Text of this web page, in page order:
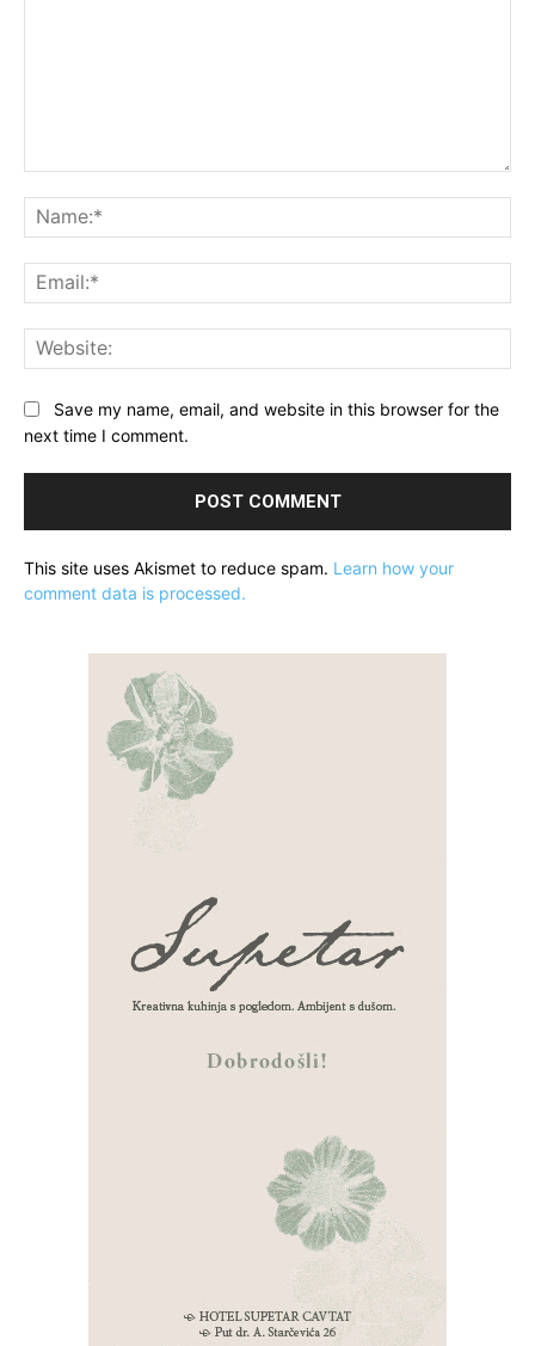
Save my name, email, and website in this browser for the
next time I comment.
This site uses Akismet to reduce spam. Learn how your
comment data is processed.